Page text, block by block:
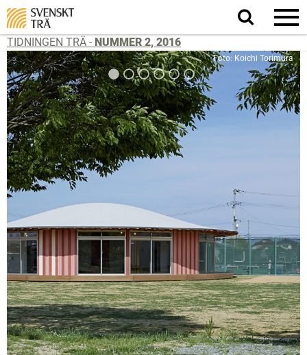
Sök
på
TIDNINGEN TRÄ - NUMMER 2, 2016
Foto: Koichi Torimura